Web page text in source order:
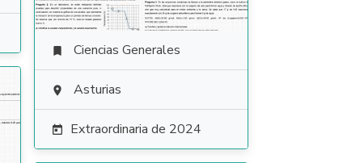
 Ciencias Generales
 Asturias
 Extraordinaria de 2024